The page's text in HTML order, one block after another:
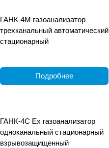
ГАНК-4М газоанализатор
трехканальный автоматический
стационарный
Подробнее
ГАНК-4С Ех газоанализатор
одноканальный стационарный
взрывозащищенный